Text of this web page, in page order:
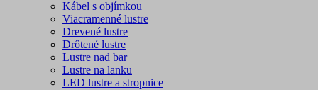
Kábel s objímkou
Viacramenné lustre
Drevené lustre
Drôtené lustre
Lustre nad bar
Lustre na lanku
LED lustre a stropnice